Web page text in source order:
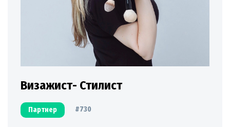
Визажист- Стилист
Партнер #730